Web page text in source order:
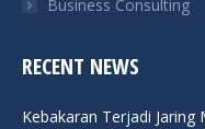
Business Consulting
RECENT NEWS
Kebakaran Terjadi